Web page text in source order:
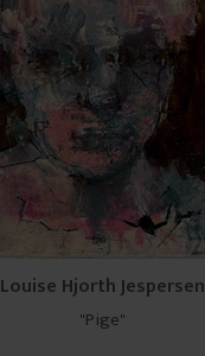
Louise Hjorth Jespersen
"Pige"